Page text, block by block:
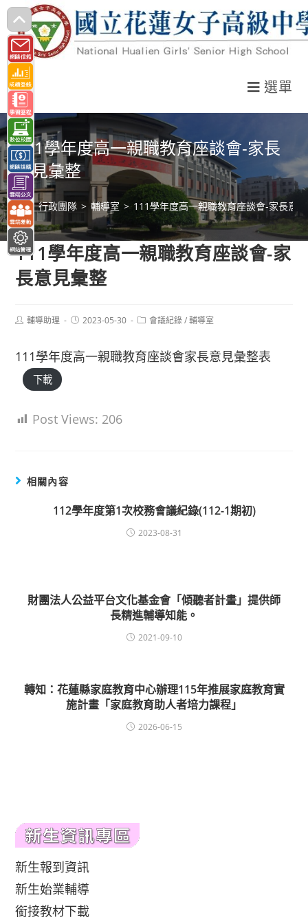
跳
轉
至
主
要
內
容
選單
111學年度高一親職教育座談會-家長
意見彙整
> 行政團隊 > 輔導室 > 111學年度高一親職教育座談會-家長意
111學年度高一親職教育座談會-家
長意見彙整
Post輔導助理
Post2023-05-30
Post會議紀錄 / 輔導室
111學年度高一親職教育座談會家長意見彙整表
下載
Post Views: 206
相關內容
112學年度第1次校務會議紀錄(112-1期初)
2023-08-31
財團法人公益平台文化基金會「傾聽者計畫」提供師
長精進輔導知能。
2021-09-10
轉知：花蓮縣家庭教育中心辦理115年推展家庭教育實
施計畫「家庭教育助人者培力課程」
2026-06-15
新生報到資訊
新生始業輔導
銜接教材下載